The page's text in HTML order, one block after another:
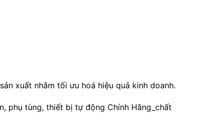
xuất nhằm tối ưu hoá hiệu quả kinh doanh.
phụ tùng, thiết bị tự động Chính Hãng_chất